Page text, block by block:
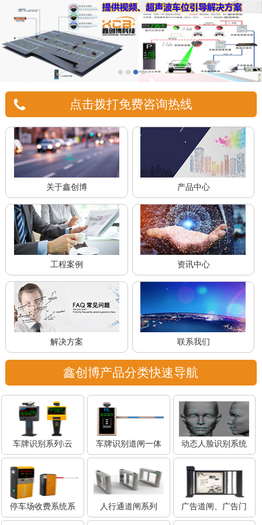
点击拨打免费咨询热线
关于鑫创博 产品中心
工程案例 资讯中心
解决方案 联系我们
鑫创博产品分类快速导航
车牌识别系列\云 车牌识别道闸一体 动态人脸识别系统
停车场收费系统系 人行通道闸系列 广告道闸、广告门